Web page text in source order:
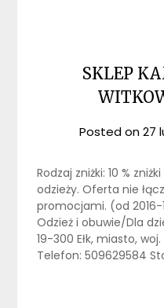
SKLEP
Posted on27
Rodzaj zniżki: 10 %
odzieży. Oferta nie
promocjami. (od
Odzież i obuwie/Dla
19-300 Ełk, miasto, woj.
Telefon: 509629584